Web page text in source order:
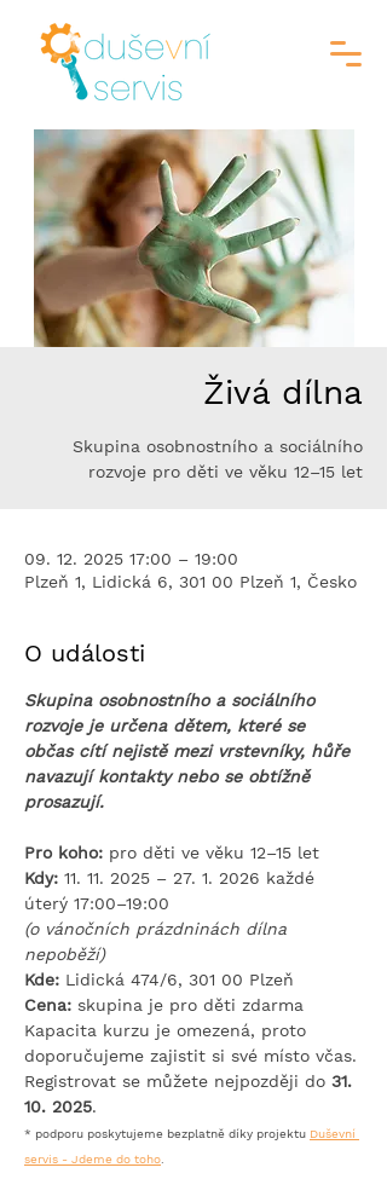
Živá dílna
Skupina osobnostního a sociálního
rozvoje pro děti ve věku 12–15 let
09. 12. 2025 17:00 – 19:00
Plzeň 1, Lidická 6, 301 00 Plzeň 1, Česko
O události
Skupina osobnostního a sociálního
rozvoje je určena dětem, které se
občas cítí nejistě mezi vrstevníky, hůře
navazují kontakty nebo se obtížně
prosazují.
Pro koho: pro děti ve věku 12–15 let
Kdy: 11. 11. 2025 – 27. 1. 2026 každé
úterý 17:00–19:00
(o vánočních prázdninách dílna
nepoběží)
Kde: Lidická 474/6, 301 00 Plzeň
Cena: skupina je pro děti zdarma​
Kapacita kurzu je omezená, proto
doporučujeme zajistit si své místo včas.
Registrovat se můžete nejpozději do 31.
10. 2025.
* podporu poskytujeme bezplatně díky projektu Duševní
servis - Jdeme do toho